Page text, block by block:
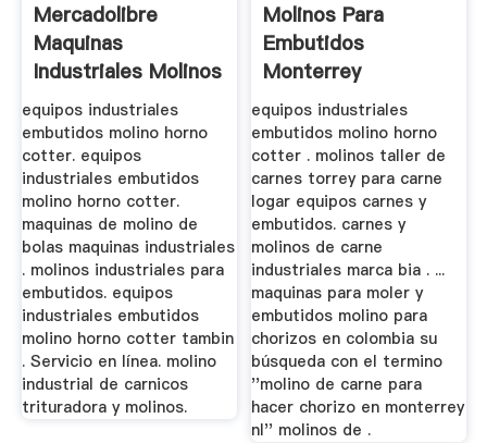
Mercadolibre
Maquinas
Industriales Molinos
Carnicos
equipos industriales
embutidos molino horno
cotter. equipos
industriales embutidos
molino horno cotter.
maquinas de molino de
bolas maquinas industriales
. molinos industriales para
embutidos. equipos
industriales embutidos
molino horno cotter tambin
. Servicio en línea. molino
industrial de carnicos
trituradora y molinos.
Molinos Para
Embutidos
Monterrey
equipos industriales
embutidos molino horno
cotter . molinos taller de
carnes torrey para carne
logar equipos carnes y
embutidos. carnes y
molinos de carne
industriales marca bia . ...
maquinas para moler y
embutidos molino para
chorizos en colombia su
búsqueda con el termino
''molino de carne para
hacer chorizo en monterrey
nl'' molinos de .